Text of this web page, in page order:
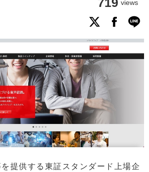
views
提供する東証スタンダード上場企